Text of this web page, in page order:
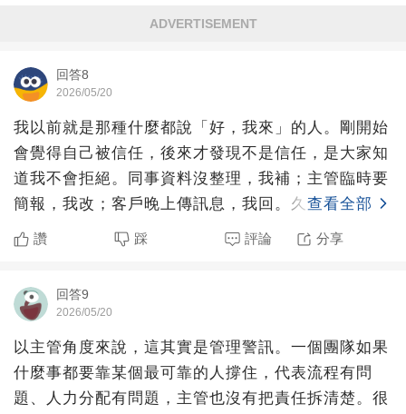
ADVERTISEMENT
回答8
2026/05/20
我以前就是那種什麼都說「好，我來」的人。剛開始
會覺得自己被信任，後來才發現不是信任，是大家知
道我不會拒絕。同事資料沒整理，我補；主管臨時要
簡報，我改；客戶晚上傳訊息，我回。久了以後，我
自己的工作反而變
查看全部
讚 踩 評論 分享
回答9
2026/05/20
以主管角度來說，這其實是管理警訊。一個團隊如果
什麼事都要靠某個最可靠的人撐住，代表流程有問
題、人力分配有問題，主管也沒有把責任拆清楚。很